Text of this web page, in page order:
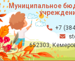
Муниципальное
+7
652303,